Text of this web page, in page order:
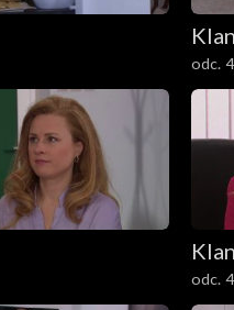
Klan
odc.
Klan
odc.